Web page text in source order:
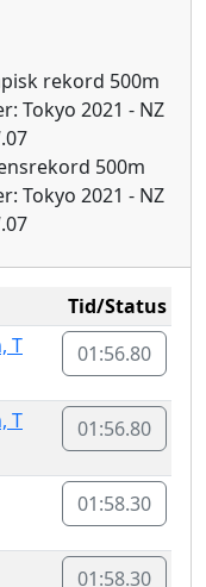
rekord 500m
Tokyo 2021 - NZ
500m
Tokyo 2021 - NZ
Tid/Status
T 01:56.80
T 01:56.80
01:58.30
01:58.30